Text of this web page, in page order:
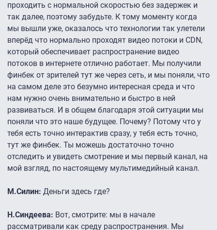
проходить с нормальной скоростью без задержек и
так далее, поэтому забудьте. К тому моменту когда
мы вышли уже, оказалось что технологии так улетели
вперёд что нормально проходят видео потоки и CDN,
который обеспечивает распространение видео
потоков в интернете отлично работает. Мы получили
финбек от зрителей тут же через сеть, и мы поняли, что
на самом деле это безумно интересная среда и что
нам нужно очень внимательно и быстро в ней
развиваться. И в общем благодаря этой ситуации мы
поняли что это наше будущее. Почему? Потому что у
тебя есть точно интерактив сразу, у тебя есть точно,
тут же финбек. Ты можешь достаточно точно
отследить и увидеть смотрение и мы первый канал, на
мой взгляд, по настоящему мультимедийный канал.
М.Силин: Деньги здесь где?
Н.Синдеева: Вот, смотрите: мы в начале
рассматривали как среду распространения. Мы